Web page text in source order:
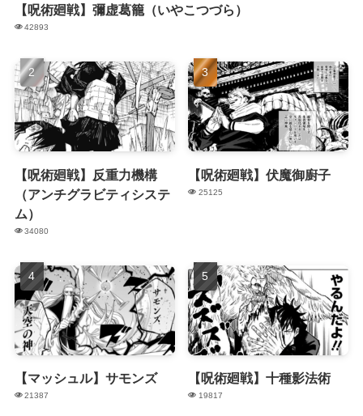
【呪術廻戦】彌虚葛籠（いやこつづら）
42893
【呪術廻戦】反重力機構
（アンチグラビティシステ
ム）
34080
【呪術廻戦】伏魔御廚子
25125
【マッシュル】サモンズ
21387
【呪術廻戦】十種影法術
19817